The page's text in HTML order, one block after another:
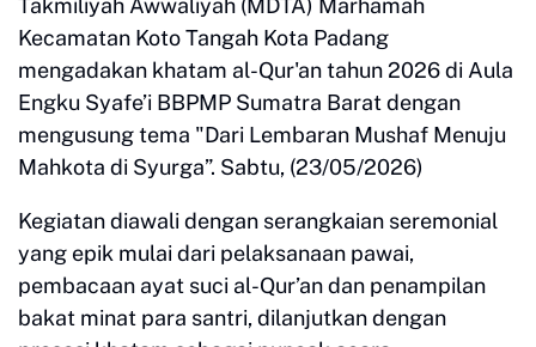
Takmiliyah Awwaliyah (MDTA) Marhamah
Kecamatan Koto Tangah Kota Padang
mengadakan khatam al-Qur'an tahun 2026 di Aula
Engku Syafe’i BBPMP Sumatra Barat dengan
mengusung tema "Dari Lembaran Mushaf Menuju
Mahkota di Syurga”. Sabtu, (23/05/2026)
Kegiatan diawali dengan serangkaian seremonial
yang epik mulai dari pelaksanaan pawai,
pembacaan ayat suci al-Qur’an dan penampilan
bakat minat para santri, dilanjutkan dengan